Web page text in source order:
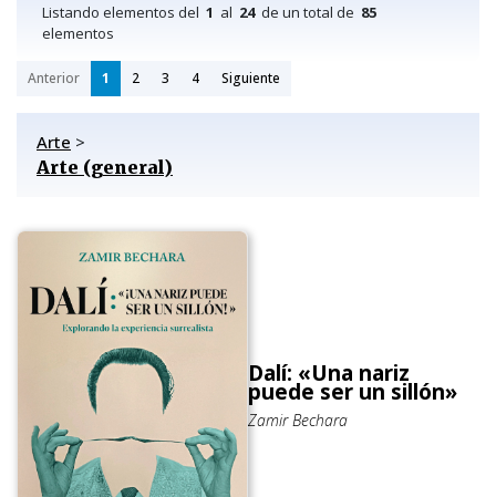
Listando elementos del 1 al 24de un total de 85
elementos
Anterior 1 2 3 4 Siguiente
Arte >
Arte (general)
Dalí: «Una nariz
puede ser un sillón»
Zamir Bechara